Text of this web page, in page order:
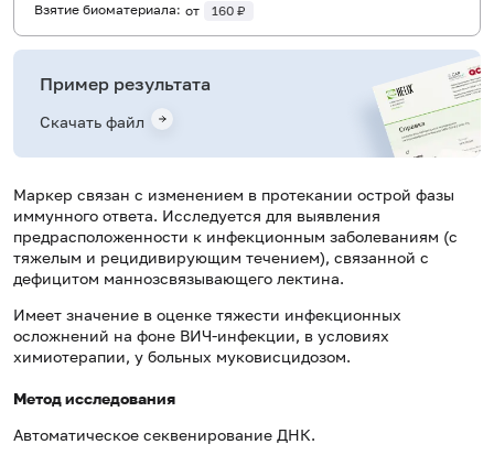
Маркер связан с изменением в протекании острой фазы
иммунного ответа. Исследуется для выявления
предрасположенности к инфекционным заболеваниям (с
тяжелым и рецидивирующим течением), связанной с
дефицитом маннозсвязывающего лектина.
Имеет значение в оценке тяжести инфекционных
осложнений на фоне ВИЧ-инфекции, в условиях
химиотерапии, у больных муковисцидозом.
Метод исследования
Автоматическое секвенирование ДНК.
Взятие биоматериала: от 160 ₽
Пример результата
Скачать файл